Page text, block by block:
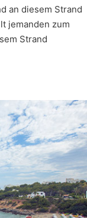
an diesem Strand
jemanden zum
Strand